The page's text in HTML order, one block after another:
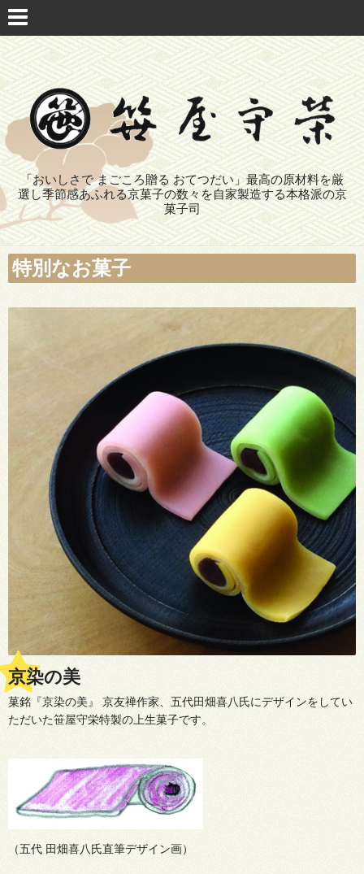
「おいしさで まごころ贈る おてつだい」最高の原材料を厳
選し季節感あふれる京菓子の数々を自家製造する本格派の京
菓子司
特別なお菓子
京染の美
菓銘『京染の美』 京友禅作家、五代田畑喜八氏にデザインをしてい
ただいた笹屋守栄特製の上生菓子です。
（五代 田畑喜八氏直筆デザイン画）